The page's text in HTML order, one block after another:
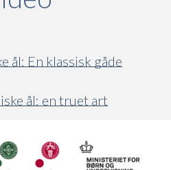
ål: En klassisk gåde
ål: en truet art